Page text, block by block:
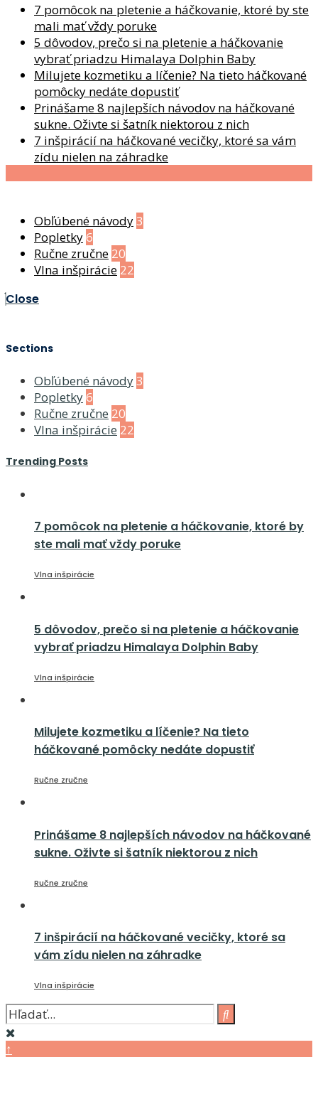
7 pomôcok na pletenie a háčkovanie, ktoré by ste
mali mať vždy poruke
5 dôvodov, prečo si na pletenie a háčkovanie
vybrať priadzu Himalaya Dolphin Baby
Milujete kozmetiku a líčenie? Na tieto háčkované
pomôcky nedáte dopustiť
Prinášame 8 najlepších návodov na háčkované
sukne. Oživte si šatník niektorou z nich
7 inšpirácií na háčkované vecičky, ktoré sa vám
zídu nielen na záhradke
Obľúbené návody3
Popletky6
Ručne zručne 20
Vlna inšpirácie 22
Close
Sections
Obľúbené návody3
Popletky6
Ručne zručne 20
Vlna inšpirácie 22
Trending Posts
7 pomôcok na pletenie a háčkovanie, ktoré by
ste mali mať vždy poruke
Vlna inšpirácie
5 dôvodov, prečo si na pletenie a háčkovanie
vybrať priadzu Himalaya Dolphin Baby
Vlna inšpirácie
Milujete kozmetiku a líčenie? Na tieto
háčkované pomôcky nedáte dopustiť
Ručne zručne
Prinášame 8 najlepších návodov na háčkované
sukne. Oživte si šatník niektorou z nich
Ručne zručne
7 inšpirácií na háčkované vecičky, ktoré sa
vám zídu nielen na záhradke
Vlna inšpirácie
↑